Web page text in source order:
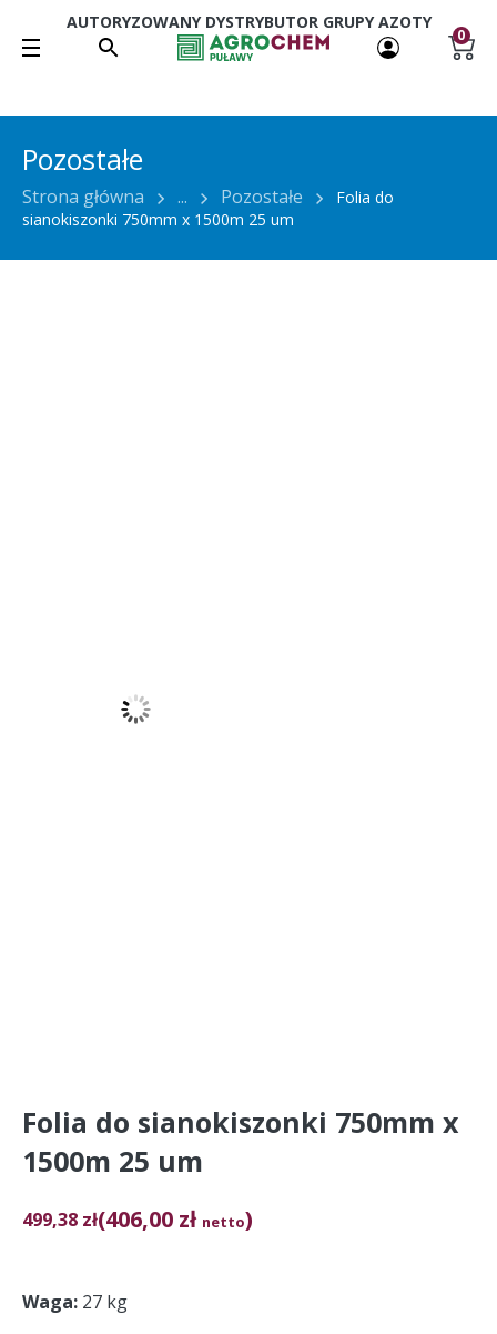
AUTORYZOWANY DYSTRYBUTOR GRUPY AZOTY
0
Pozostałe
Strona główna ... Pozostałe
Folia do
sianokiszonki 750mm x 1500m 25 um
Folia do sianokiszonki 750mm x
1500m 25 um
499,38 zł(406,00 zł netto)
Waga 27 kg